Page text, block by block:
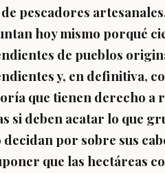
pescadores
hoy mismo porqué
de pueblos
y, en definitiva,
que tienen derecho a
si deben acatar lo que
por sobre sus
que las hectáreas